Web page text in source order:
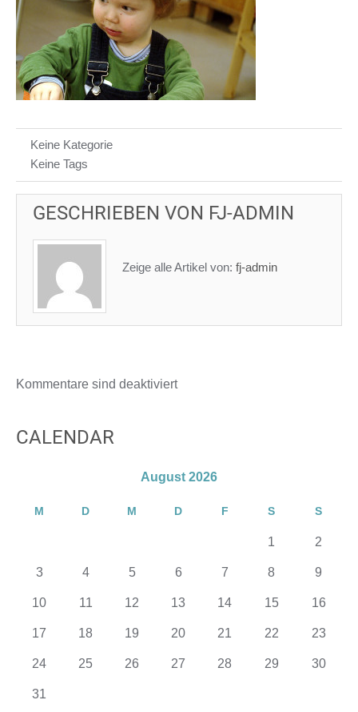
Keine Kategorie
Keine Tags
GESCHRIEBEN VON FJ-ADMIN
Zeige alle Artikel von: fj-admin
Kommentare sind deaktiviert
CALENDAR
August 2026
M D M D F S S
1 2
3 4 5 6 7 8 9
10 11 12 13 14 15 16
17 18 19 20 21 22 23
24 25 26 27 28 29 30
31